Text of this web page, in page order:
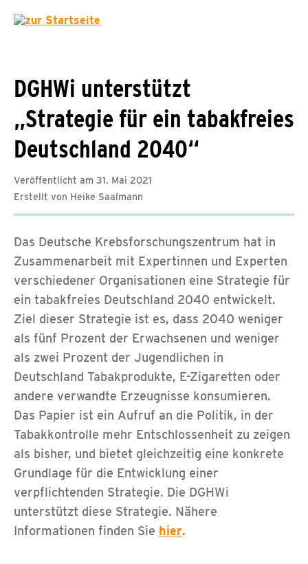
DGHWi unterstützt
„Strategie für ein tabakfreies
Deutschland 2040“
Veröffentlicht am 31. Mai 2021
Erstellt von Heike Saalmann
Das Deutsche Krebsforschungszentrum hat in
Zusammenarbeit mit Expertinnen und Experten
verschiedener Organisationen eine Strategie für
ein tabakfreies Deutschland 2040 entwickelt.
Ziel dieser Strategie ist es, dass 2040 weniger
als fünf Prozent der Erwachsenen und weniger
als zwei Prozent der Jugendlichen in
Deutschland Tabakprodukte, E-Zigaretten oder
andere verwandte Erzeugnisse konsumieren.
Das Papier ist ein Aufruf an die Politik, in der
Tabakkontrolle mehr Entschlossenheit zu zeigen
als bisher, und bietet gleichzeitig eine konkrete
Grundlage für die Entwicklung einer
verpflichtenden Strategie. Die DGHWi
unterstützt diese Strategie. Nähere
Informationen finden Sie hier.